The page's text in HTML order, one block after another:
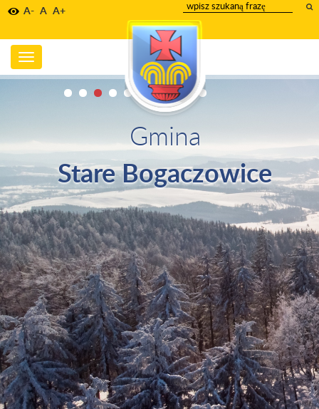
A- A A+
wpisz
szukany
tekst
Toggle
navigation
Gmina
Stare Bogaczowice